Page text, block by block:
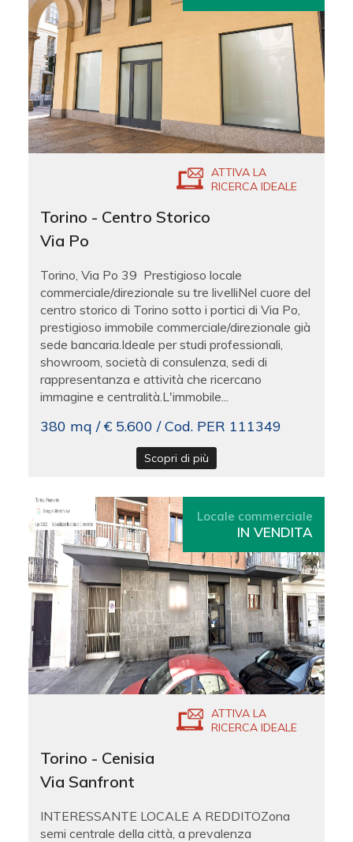
ATTIVA LA
RICERCA IDEALE
Torino - Centro Storico
Via Po
Torino, Via Po 39  Prestigioso locale
commerciale/direzionale su tre livelliNel cuore del
centro storico di Torino sotto i portici di Via Po,
prestigioso immobile commerciale/direzionale già
sede bancaria.Ideale per studi professionali,
showroom, società di consulenza, sedi di
rappresentanza e attività che ricercano
immagine e centralità.L'immobile...
380 mq / € 5.600 / Cod. PER 111349
Scopri di più
Locale commerciale
IN VENDITA
ATTIVA LA
RICERCA IDEALE
Torino - Cenisia
Via Sanfront
INTERESSANTE LOCALE A REDDITOZona
semi centrale della città, a prevalenza